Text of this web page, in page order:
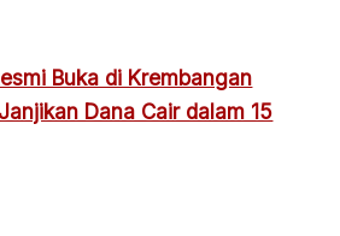
Buka di Krembangan
Dana Cair dalam 15